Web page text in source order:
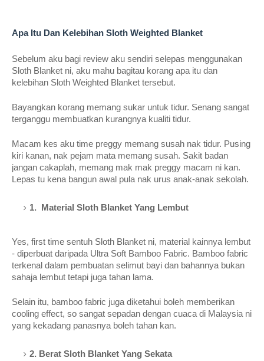
Apa Itu Dan Kelebihan Sloth Weighted Blanket
Sebelum aku bagi review aku sendiri selepas menggunakan
Sloth Blanket ni, aku mahu bagitau korang apa itu dan
kelebihan Sloth Weighted Blanket tersebut.
Bayangkan korang memang sukar untuk tidur. Senang sangat
terganggu membuatkan kurangnya kualiti tidur.
Macam kes aku time preggy memang susah nak tidur. Pusing
kiri kanan, nak pejam mata memang susah. Sakit badan
jangan cakaplah, memang mak mak preggy macam ni kan.
Lepas tu kena bangun awal pula nak urus anak-anak sekolah.
1.  Material Sloth Blanket Yang Lembut
Yes, first time sentuh Sloth Blanket ni, material kainnya lembut
- diperbuat daripada Ultra Soft Bamboo Fabric. Bamboo fabric
terkenal dalam pembuatan selimut bayi dan bahannya bukan
sahaja lembut tetapi juga tahan lama.
Selain itu, bamboo fabric juga diketahui boleh memberikan
cooling effect, so sangat sepadan dengan cuaca di Malaysia ni
yang kekadang panasnya boleh tahan kan.
2. Berat Sloth Blanket Yang Sekata